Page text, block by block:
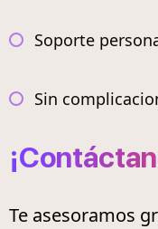
Soporte
Sin
Te asesoramos